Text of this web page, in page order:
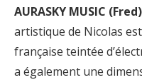
AURASKY MUSIC
artistique de Nicolas
française teintée
a également une